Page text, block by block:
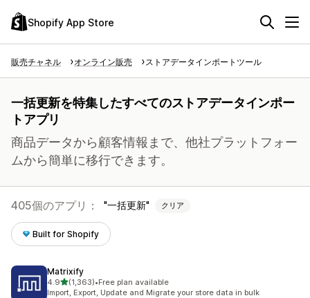
Shopify App Store
販売チャネル オンライン販売 ストアデータインポートツール
一括更新を特集したすべてのストアデータインポー
トアプリ
商品データから顧客情報まで、他社プラットフォー
ムから簡単に移行できます。
405個のアプリ： 一括更新 クリア
Built for Shopify
Matrixify
4.95つ星中
(1,363)
合計レビュー数：1363件
•Free plan available
Import, Export, Update and Migrate your store data in bulk